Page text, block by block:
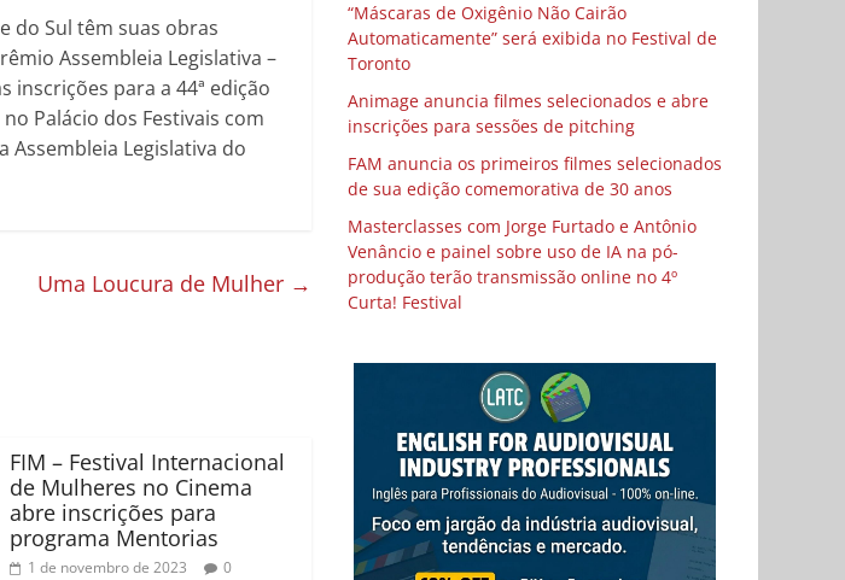
do Sul têm suas obras
Assembleia Legislativa –
para a 44ª edição
Palácio dos Festivais com
Assembleia Legislativa do
Uma Loucura de Mulher →
FIM – Festival Internacional
de Mulheres no Cinema
abre inscrições para
programa Mentorias
1 de novembro de 2023 0
“Máscaras de Oxigênio Não Cairão
Automaticamente” será exibida no Festival de
Toronto
Animage anuncia filmes selecionados e abre
inscrições para sessões de pitching
FAM anuncia os primeiros filmes selecionados
de sua edição comemorativa de 30 anos
Masterclasses com Jorge Furtado e Antônio
Venâncio e painel sobre uso de IA na pó-
produção terão transmissão online no 4º
Curta! Festival